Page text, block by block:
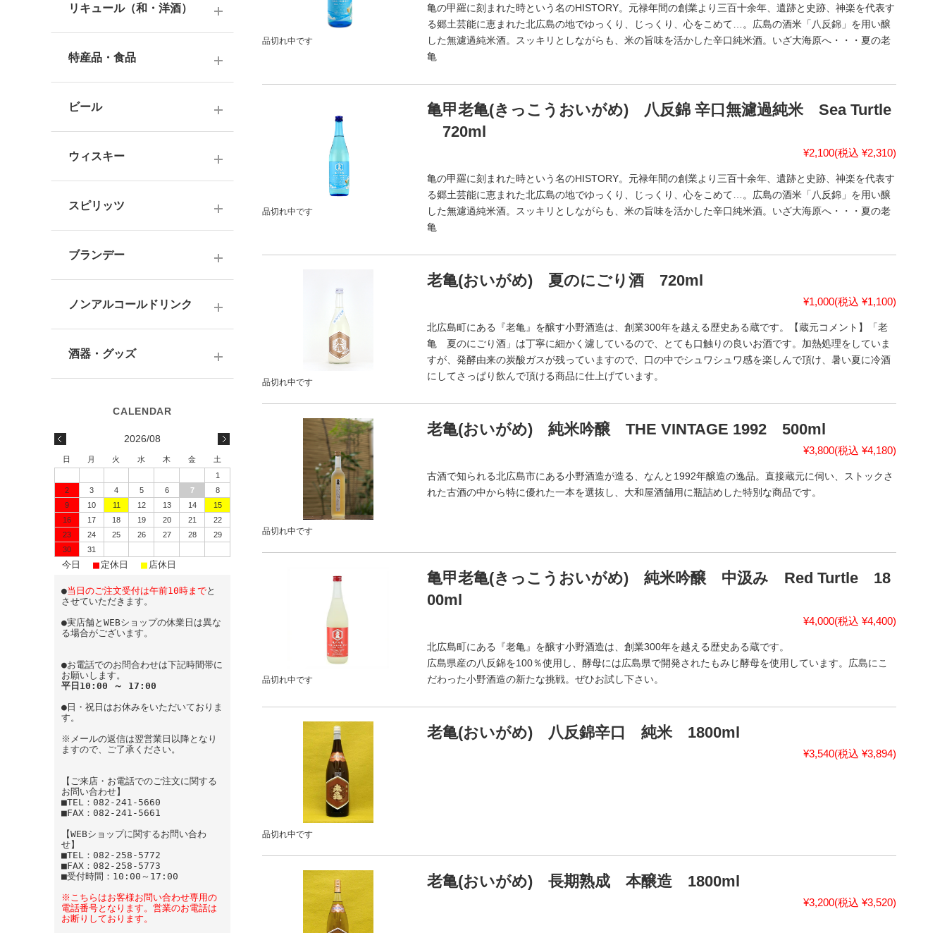
品切れ中です
亀の甲羅に刻まれた時という名のHISTORY。元禄年間の創業より三百十余年、遺跡と史跡、神楽を代表す
る郷土芸能に恵まれた北広島の地でゆっくり、じっくり、心をこめて…。広島の酒米「八反錦」を用い醸
した無濾過純米酒。スッキリとしながらも、米の旨味を活かした辛口純米酒。いざ大海原へ・・・夏の老
亀
品切れ中です
亀甲老亀(きっこうおいがめ) 八反錦 辛口無濾過純米 Sea Turtle
720ml
¥2,100(税込 ¥2,310)
亀の甲羅に刻まれた時という名のHISTORY。元禄年間の創業より三百十余年、遺跡と史跡、神楽を代表す
る郷土芸能に恵まれた北広島の地でゆっくり、じっくり、心をこめて…。広島の酒米「八反錦」を用い醸
した無濾過純米酒。スッキリとしながらも、米の旨味を活かした辛口純米酒。いざ大海原へ・・・夏の老
亀
品切れ中です
老亀(おいがめ) 夏のにごり酒 720ml
¥1,000(税込 ¥1,100)
北広島町にある『老亀』を醸す小野酒造は、創業300年を越える歴史ある蔵です。【蔵元コメント】「老
亀 夏のにごり酒」は丁寧に細かく濾しているので、とても口触りの良いお酒です。加熱処理をしていま
すが、発酵由来の炭酸ガスが残っていますので、口の中でシュワシュワ感を楽しんで頂け、暑い夏に冷酒
にしてさっぱり飲んで頂ける商品に仕上げています。
品切れ中です
老亀(おいがめ) 純米吟醸 THE VINTAGE 1992 500ml
¥3,800(税込 ¥4,180)
古酒で知られる北広島市にある小野酒造が造る、なんと1992年醸造の逸品。直接蔵元に伺い、ストックさ
れた古酒の中から特に優れた一本を選抜し、大和屋酒舗用に瓶詰めした特別な商品です。
品切れ中です
亀甲老亀(きっこうおいがめ) 純米吟醸 中汲み Red Turtle 18
00ml
¥4,000(税込 ¥4,400)
北広島町にある『老亀』を醸す小野酒造は、創業300年を越える歴史ある蔵です。
広島県産の八反錦を100％使用し、酵母には広島県で開発されたもみじ酵母を使用しています。広島にこ
だわった小野酒造の新たな挑戦。ぜひお試し下さい。
品切れ中です
老亀(おいがめ) 八反錦辛口 純米 1800ml
¥3,540(税込 ¥3,894)
老亀(おいがめ) 長期熟成 本醸造 1800ml
¥3,200(税込 ¥3,520)
5000円台
吟醸酒
普通酒
お燗酒
にごり酒・発泡・その他
中部・北陸の日本酒
九州の日本酒
日本酒-720ml・500ml
日本酒-300ml・360ml
日本酒-180ml
飲みきりサイズ
芋焼酎
麦焼酎
米焼酎
黒糖焼酎
ドイツワイン
海外産ワイン
赤ワイン
シャンパーニュ
スパークリングワイン
オレンジワイン
リキュール（和・洋酒）
果実酒・その他
シリーズで選ぶ
特産品・食品
おつまみ
健康志向・免疫力アップ
調味料
ビール
ウィスキー
その他ウイスキー
国産洋酒
スピリッツ
ラム
テキーラ
ブランデー
ノンアルコールドリンク
酒器・グッズ
蔵元エコバッグ
2026/08
日 月 火 水 木 金
土
1
2
3 4 5 6 7
8
9
10 11 12 13 14
15
16
17 18 19 20 21
22
23
24 25 26 27 28
29
30
31
今日 ■ 定休日 ■ 店休日
●当日のご注文受付は午前10時までと
させていただきます。
●実店舗とWEBショップの休業日は異な
る場合がございます。
●お電話でのお問合わせは下記時間帯に
お願いします。
平日10:00 ～ 17:00
●日・祝日はお休みをいただいておりま
す。
※メールの返信は翌営業日以降となり
ますので、ご了承ください。
【ご来店・お電話でのご注文に関する
お問い合わせ】
■TEL：082-241-5660
■FAX：082-241-5661
【WEBショップに関するお問い合わ
せ】
■TEL：082-258-5772
■FAX：082-258-5773
■受付時間：10:00～17:00
※こちらはお客様お問い合わせ専用の
電話番号となります。営業のお電話は
お断りしております。